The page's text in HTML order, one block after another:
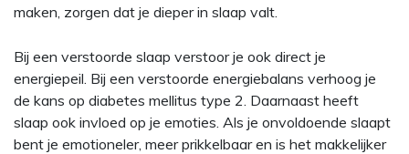
maken, zorgen dat je dieper in slaap valt.
Bij een verstoorde slaap verstoor je ook direct je
energiepeil. Bij een verstoorde energiebalans verhoog je
de kans op diabetes mellitus type 2. Daarnaast heeft
slaap ook invloed op je emoties. Als je onvoldoende slaapt
bent je emotioneler, meer prikkelbaar en is het makkelijker